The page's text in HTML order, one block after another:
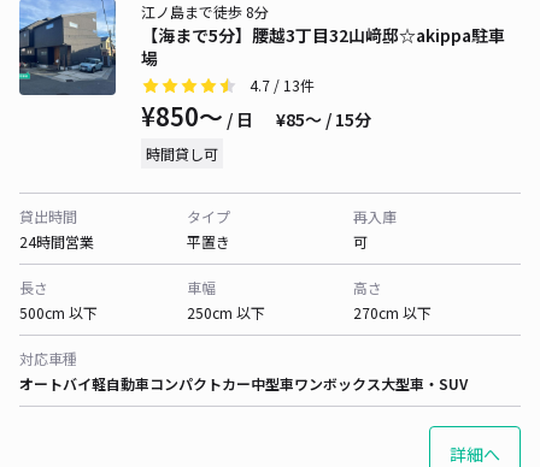
【海まで5分】腰越3丁目32山﨑邸☆akippa駐車
場
江ノ島まで徒歩 8分
4.7 / 13件
¥850〜 / 日 ¥85〜 / 15分
時間貸し可
貸出時間
24時間営業
タイプ
平置き
再入庫
可
長さ
500cm 以下
車幅
250cm 以下
高さ
270cm 以下
対応車種
オートバイ軽自動車コンパクトカー中型車ワンボックス大型車・SUV
詳細へ